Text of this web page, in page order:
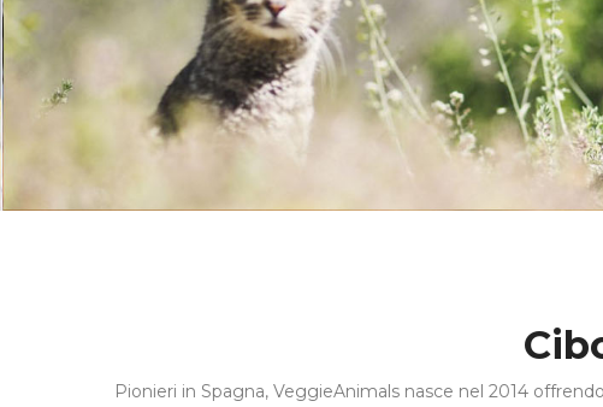
Pionieri in Spagna, VeggieAnimals nasce nel 2014